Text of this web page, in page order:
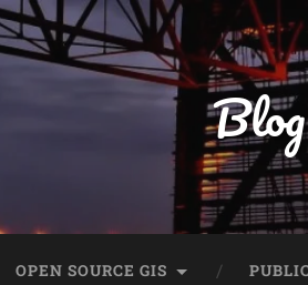
OPEN SOURCE GIS